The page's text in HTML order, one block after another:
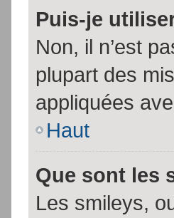
Puis-je
Non, il n’est
plupart des
appliquées
Haut
Que sont les
Les smileys,